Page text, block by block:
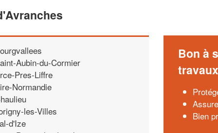
Aubin-du-Cormier
Pres-Liffre
Normandie
les-Villes
d'Ize
Bon à
Bien